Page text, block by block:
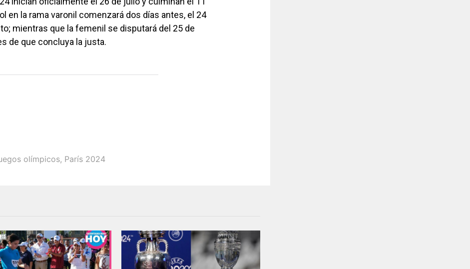
en la rama varonil comenzará dos días antes, el 24
mientras que la femenil se disputará del 25 de
de que concluya la justa.
olímpicos, París 2024